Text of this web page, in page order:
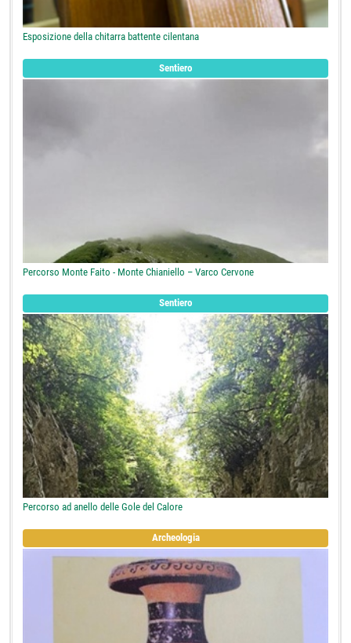
Esposizione della chitarra battente cilentana
Sentiero
Percorso Monte Faito - Monte Chianiello – Varco Cervone
Sentiero
Percorso ad anello delle Gole del Calore
Archeologia